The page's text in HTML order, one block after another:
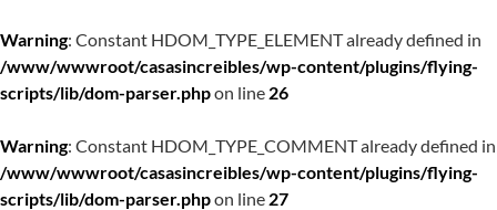
Warning: Constant HDOM_TYPE_ELEMENT already defined in
/www/wwwroot/casasincreibles/wp-content/plugins/flying-
scripts/lib/dom-parser.phpon line 26
Warning: Constant HDOM_TYPE_COMMENT already defined in
/www/wwwroot/casasincreibles/wp-content/plugins/flying-
scripts/lib/dom-parser.phpon line 27